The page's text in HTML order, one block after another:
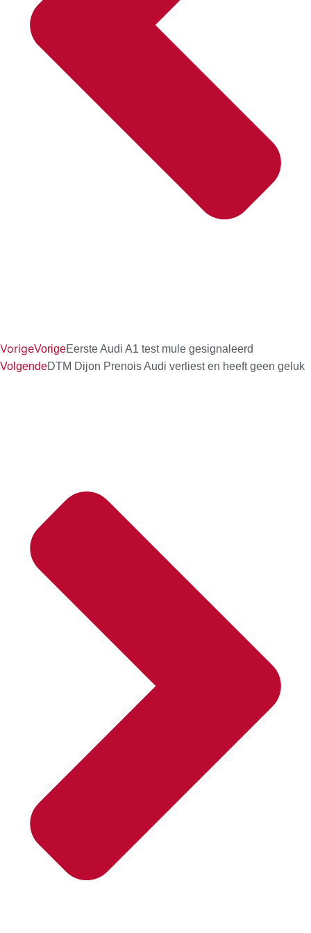
VorigeVorigeEerste Audi A1 test mule gesignaleerd
VolgendeDTM Dijon Prenois Audi verliest en heeft geen geluk